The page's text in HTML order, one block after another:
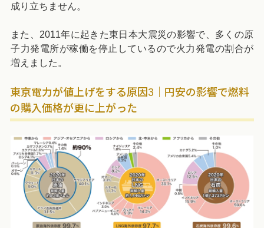
成り立ちません。
また、2011年に起きた東日本大震災の影響で、多くの原
子力発電所が稼働を停止しているので火力発電の割合が
増えました。
東京電力が値上げをする原因3｜円安の影響で燃料
の購入価格が更に上がった